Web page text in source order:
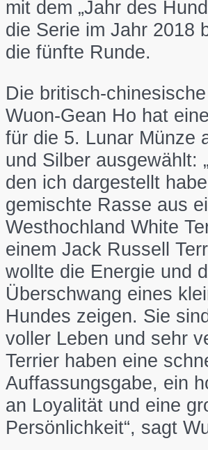
mit dem „Jahr des
die Serie im Jahr 2018
die fünfte Runde.
Die britisch-
Wuon-Gean Ho hat
für die 5. Lunar Münze
und Silber ausgewählt:
den ich dargestellt
gemischte Rasse aus
Westhochland White
einem Jack Russell
wollte die Energie und
Überschwang eines
Hundes zeigen. Sie
voller Leben und sehr
Terrier haben eine
Auffassungsgabe, ein
an Loyalität und eine
Persönlichkeit“, sagt